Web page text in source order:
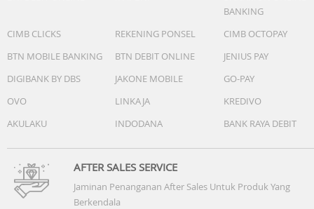
foto resolusi super tinggi (24 MP dan 48 MP)
penstabilan gambar optik sensor bergerak, 100% Focus
Pixels
Ultra Wide 12 MP: 13 mm, bukaan ƒ/2.2 dan bidang
pandang 120°, 100% Focus Pixels
Zoom optik 2x memperbesar, zoom optik 2x
rentang zoom optik 4x
Kontrol Kamera
Penutup lensa kristal safir
Flash True Tone
Photonic Engine
BANKING
CIMB CLICKS
REKENING PONSEL
CIMB OCTOPAY
BTN MOBILE BANKING
BTN DEBIT ONLINE
JENIUS PAY
DIGIBANK BY DBS
JAKONE MOBILE
GO-PAY
OVO
LINKAJA
KREDIVO
AKULAKU
INDODANA BANK RAYA DEBIT
AFTER SALES SERVICE
Jaminan Penanganan After Sales Untuk Produk Yang
Berkendala